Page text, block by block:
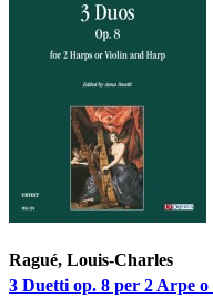
Ragué, Louis-Charles
3 Duetti op. 8 per 2 Arpe